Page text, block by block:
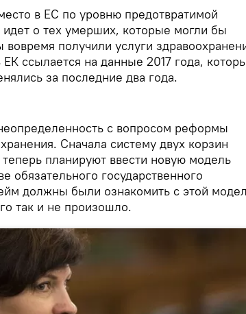
в ЕС по уровню предотвратимой
идет о тех умерших, которые могли бы
получили услуги
ссылается на данные 2017 года,
за последние два года.
с вопросом реформы
Сначала систему двух корзин
планируют ввести новую модель
обязательного государственного
должны были ознакомить с этой
так и не произошло.